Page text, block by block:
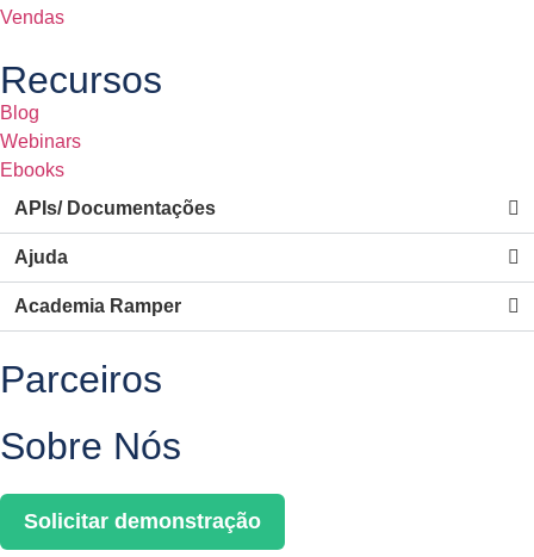
Vendas
Recursos
Blog
Webinars
Ebooks
APIs/ Documentações
Ajuda
Academia Ramper
Parceiros
Sobre Nós
Solicitar demonstração